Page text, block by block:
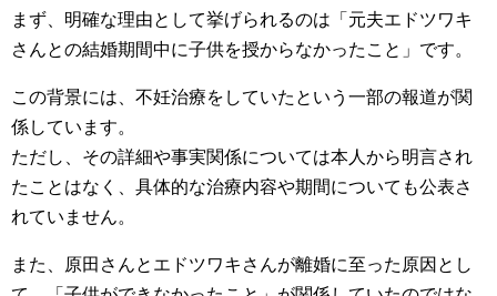
まず、明確な理由として挙げられるのは「元夫エドツワキ
さんとの結婚期間中に子供を授からなかったこと」です。
この背景には、不妊治療をしていたという一部の報道が関
係しています。
ただし、その詳細や事実関係については本人から明言され
たことはなく、具体的な治療内容や期間についても公表さ
れていません。
また、原田さんとエドツワキさんが離婚に至った原因とし